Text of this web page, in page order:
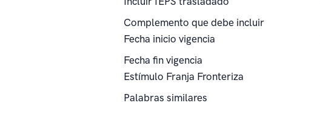
Complemento que debe incluir
Fecha inicio vigencia
Fecha fin vigencia
Estímulo Franja Fronteriza
Palabras similares